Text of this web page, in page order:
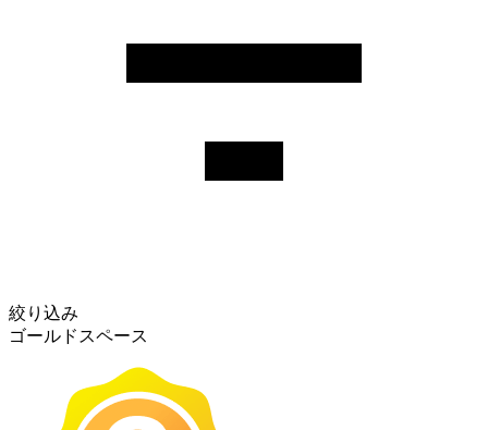
絞り込み
ゴールドスペース